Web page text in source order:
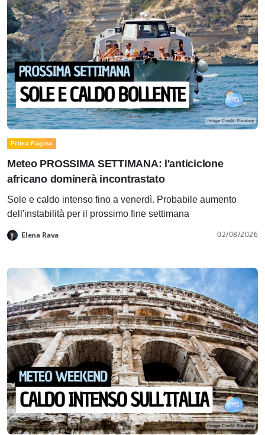
Prima Pagina
Meteo PROSSIMA SETTIMANA: l'anticiclone
africano dominerà incontrastato
Sole e caldo intenso fino a venerdì. Probabile aumento
dell'instabilità per il prossimo fine settimana
Elena Rava 02/08/2026